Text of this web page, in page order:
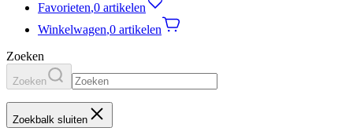
Favorieten,0 artikelen
Winkelwagen,0 artikelen
Zoeken
Zoeken
Zoekbalk sluiten